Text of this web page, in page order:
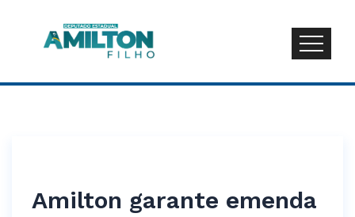
Amilton garante emenda